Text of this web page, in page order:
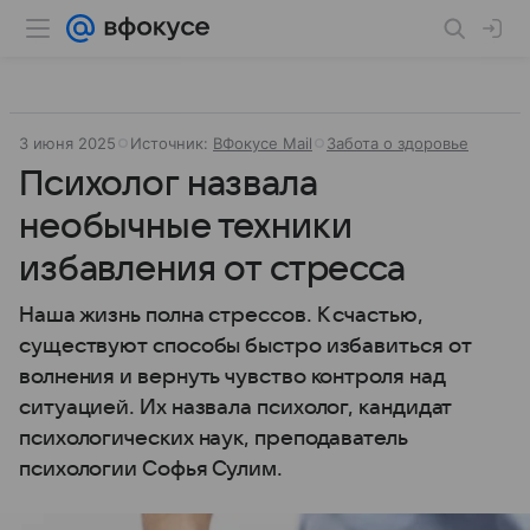
3 июня 2025 Источник: ВФокусе Mail Забота о здоровье
Психолог назвала
необычные техники
избавления от стресса
Наша жизнь полна стрессов. К счастью,
существуют способы быстро избавиться от
волнения и вернуть чувство контроля над
ситуацией. Их назвала психолог, кандидат
психологических наук, преподаватель
психологии Софья Сулим.